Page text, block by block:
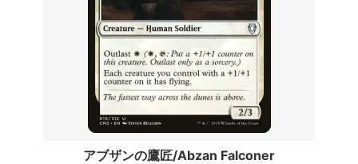
アブザンの鷹匠/Abzan Falconer